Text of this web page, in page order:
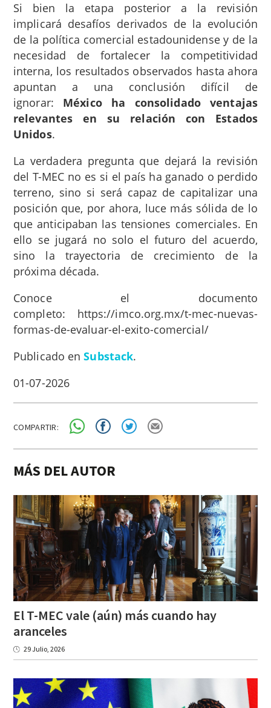
Si bien la etapa posterior a la revisión
implicará desafíos derivados de la evolución
de la política comercial estadounidense y de la
necesidad de fortalecer la competitividad
interna, los resultados observados hasta ahora
apuntan a una conclusión difícil de
ignorar: México ha consolidado ventajas
relevantes en su relación con Estados
Unidos.
La verdadera pregunta que dejará la revisión
del T-MEC no es si el país ha ganado o perdido
terreno, sino si será capaz de capitalizar una
posición que, por ahora, luce más sólida de lo
que anticipaban las tensiones comerciales. En
ello se jugará no solo el futuro del acuerdo,
sino la trayectoria de crecimiento de la
próxima década.
Conoce el documento
completo: https://imco.org.mx/t-mec-nuevas-
formas-de-evaluar-el-exito-comercial/
Publicado enSubstack.
01-07-2026
COMPARTIR:
MÁS DEL AUTOR
El T-MEC vale (aún) más cuando hay
aranceles
29 Julio, 2026